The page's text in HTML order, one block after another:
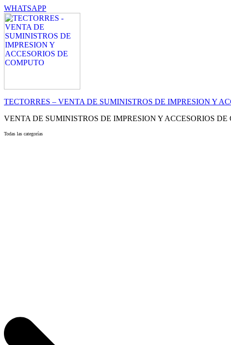
WHATSAPP
TECTORRES – VENTA DE SUMINISTROS DE IMPRESION Y
VENTA DE SUMINISTROS DE IMPRESION Y ACCESORIOS DE
Todas las categorías